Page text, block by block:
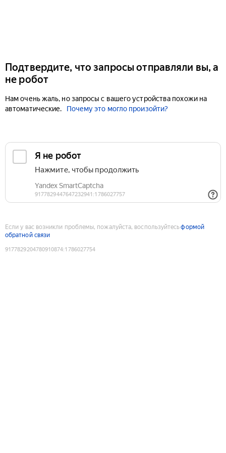
Подтвердите, что запросы отправляли вы, а
не робот
Нам очень жаль, но запросы с вашего устройства похожи на
автоматические.
Почему это могло произойти?
Если у вас возникли проблемы, пожалуйста, воспользуйтесьформой
обратной связи
9177829204780910874:1786027754